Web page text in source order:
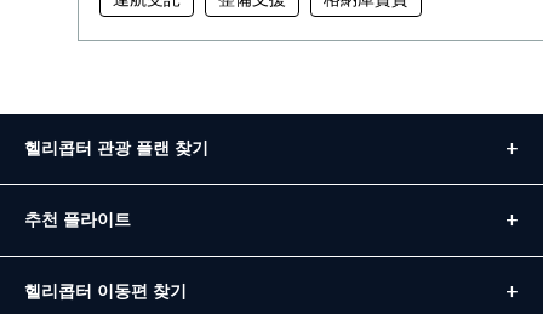
헬리콥터 관광 플랜 찾기
추천 플라이트
헬리콥터 이동편 찾기